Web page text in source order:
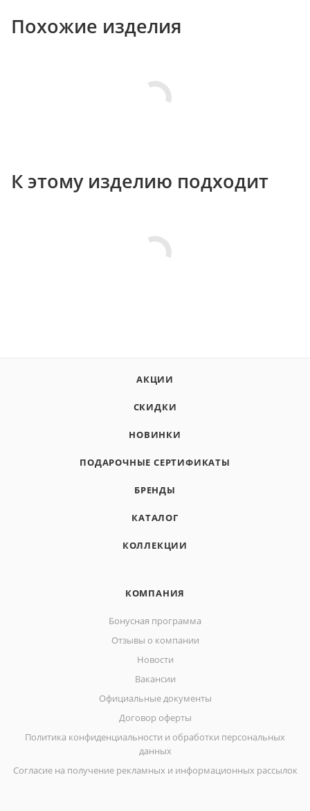
Похожие изделия
К этому изделию подходит
АКЦИИ
СКИДКИ
НОВИНКИ
ПОДАРОЧНЫЕ СЕРТИФИКАТЫ
БРЕНДЫ
КАТАЛОГ
КОЛЛЕКЦИИ
КОМПАНИЯ
Бонусная программа
Отзывы о компании
Новости
Вакансии
Официальные документы
Договор оферты
Политика конфиденциальности и обработки персональных
данных
Согласие на получение рекламных и информационных рассылок